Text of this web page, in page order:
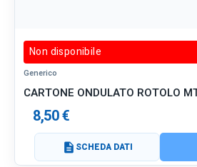
Non disponibile
Generico
CARTONE ONDULATO ROTOLO
8,50 €
description SCHEDA DATI